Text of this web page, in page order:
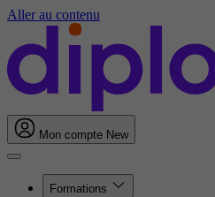
Aller au contenu
Mon compte New
Formations